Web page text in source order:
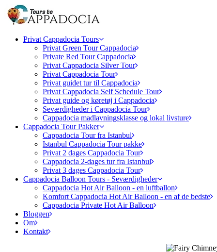
Privat Cappadocia Tours
Privat Green Tour Cappadocia
Private Red Tour Cappadocia
Privat Cappadocia Silver Tour
Privat Cappadocia Tour
Privat guidet tur til Cappadocia
Privat Cappadocia Self Schedule Tour
Privat guide og køretøj i Cappadocia
Seværdigheder i Cappadocia Tour
Cappadocia madlavningsklasse og lokal livsture
Cappadocia Tour Pakker
Cappadocia Tour fra Istanbul
Istanbul Cappadocia Tour pakke
Privat 2 dages Cappadocia Tour
Cappadocia 2-dages tur fra Istanbul
Privat 3 dages Cappadocia Tour
Cappadocia Balloon Tours - Seværdigheder
Cappadocia Hot Air Balloon - en luftballon
Komfort Cappadocia Hot Air Balloon - en af de bedste
Cappadocia Private Hot Air Balloon
Bloggen
Om
Kontakt